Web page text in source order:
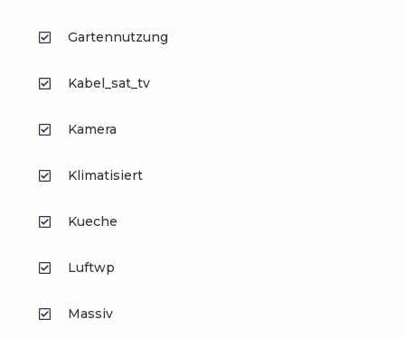
Gartennutzung
Kabel_sat_tv
Kamera
Klimatisiert
Kueche
Luftwp
Massiv